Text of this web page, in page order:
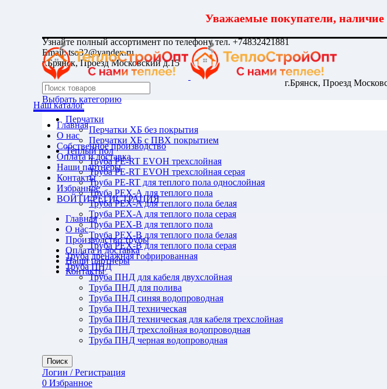
Уважаемые покупатели, наличие
Узнайте полный ассортимент по телефону тел. +74832421881
Email: tso32@yandex.ru
г.Брянск, Проезд Московский д.15
г.Брянск, Проезд
Выбрать категорию
Перчатки
Перчатки ХБ без покрытия
Перчатки ХБ с ПВХ покрытием
Теплый пол
Труба PE-RT EVOH трехслойная
Труба PE-RT EVOH трехслойная серая
Труба PE-RT для теплого пола однослойная
Труба PEX-A для теплого пола
Труба PEX-A для теплого пола белая
Труба PEX-A для теплого пола серая
Труба PEX-B для теплого пола
Труба PEX-B для теплого пола белая
Труба PEX-B для теплого пола серая
Труба дренажная гофрированная
Труба ПНД
Труба ПНД для кабеля двухслойная
Труба ПНД для полива
Труба ПНД синяя водопроводная
Труба ПНД техническая
Труба ПНД техническая для кабеля трехслойная
Труба ПНД трехслойная водопроводная
Труба ПНД черная водопроводная
Поиск
Логин / Регистрация
0 Избранное
Наш каталог
Главная
О нас
Собственное производство
Оплата и доставка
Наши партнеры
Контакты
Избранное
ВОЙТИ/РЕГИСТРАЦИЯ
Главная
О нас
Производство трубы
Оплата и доставка
Наши партнеры
Контакты